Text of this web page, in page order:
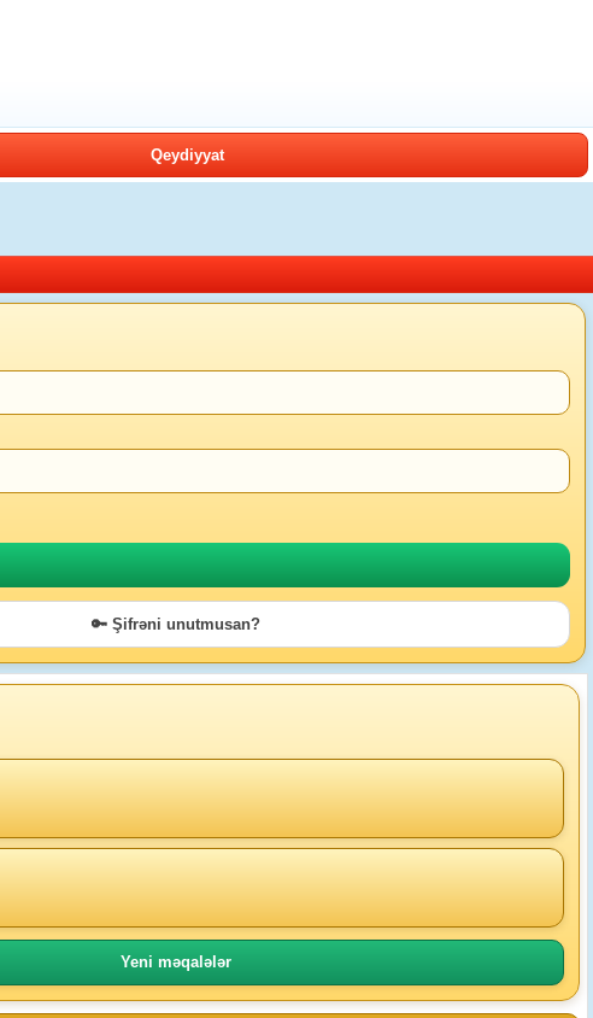
Qeydiyyat
🔑 Şifrəni unutmusan?
Yeni məqalələr